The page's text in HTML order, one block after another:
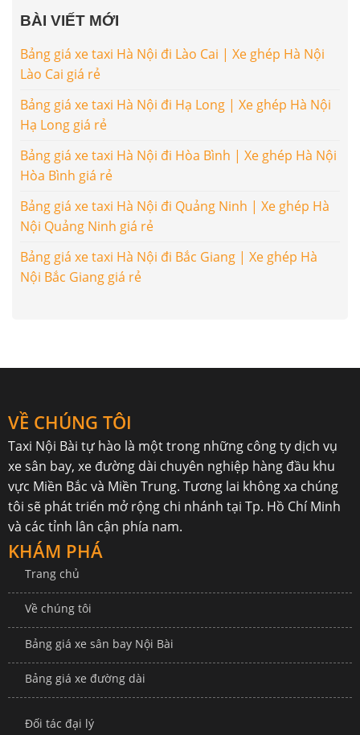
BÀI VIẾT MỚI
Bảng giá xe taxi Hà Nội đi Lào Cai | Xe ghép Hà Nội
Lào Cai giá rẻ
Bảng giá xe taxi Hà Nội đi Hạ Long | Xe ghép Hà Nội
Hạ Long giá rẻ
Bảng giá xe taxi Hà Nội đi Hòa Bình | Xe ghép Hà Nội
Hòa Bình giá rẻ
Bảng giá xe taxi Hà Nội đi Quảng Ninh | Xe ghép Hà
Nội Quảng Ninh giá rẻ
Bảng giá xe taxi Hà Nội đi Bắc Giang | Xe ghép Hà
Nội Bắc Giang giá rẻ
VỀ CHÚNG TÔI
Taxi Nội Bài tự hào là một trong những công ty dịch vụ
xe sân bay, xe đường dài chuyên nghiệp hàng đầu khu
vực Miền Bắc và Miền Trung. Tương lai không xa chúng
tôi sẽ phát triển mở rộng chi nhánh tại Tp. Hồ Chí Minh
và các tỉnh lân cận phía nam.
KHÁM PHÁ
Trang chủ
Về chúng tôi
Bảng giá xe sân bay Nội Bài
Bảng giá xe đường dài
Đối tác đại lý